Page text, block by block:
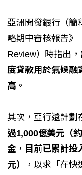
亞洲開發銀行（簡
略期中審核報告》
Review）時指出，
度貸款用於氣候融
高。
其次，亞行還計劃
過1,000億美元（
金，目前已累計投
元）
，以求「在